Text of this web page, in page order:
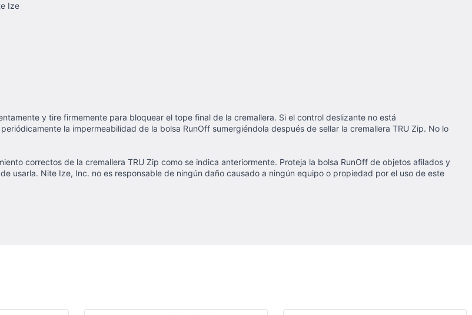
Ize
y tire firmemente para bloquear el tope final de la cremallera. Si el control deslizante no está
la impermeabilidad de la bolsa RunOff sumergiéndola después de sellar la cremallera TRU Zip. No lo
correctos de la cremallera TRU Zip como se indica anteriormente. Proteja la bolsa RunOff de objetos afilados y
usarla. Nite Ize, Inc. no es responsable de ningún daño causado a ningún equipo o propiedad por el uso de este